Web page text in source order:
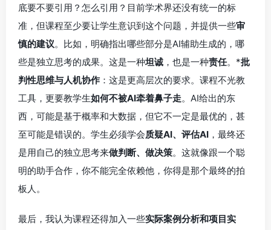
底要不要引用？怎么引用？目前学术界还没有统一的标
准，但课程至少要让学生意识到这个问题，并提供一些审
慎的建议。比如，明确指出哪些部分是AI辅助生成的，哪
些是独立思考的成果。这是一种坦诚 ，也是一种责任。*批
判性思维与人机协作 ：这是更高层次的要求。课程不光教
工具，更要教学生如何不被AI牵着鼻子走。AI给出的东
西，可能是基于概率和大数据，但它不一定是最优的，甚
至可能是错误的。学生必须学会质疑AI、评估AI ，最终还
是用自己的独立思考来做判断、做决策。这就像跟一个聪
明的助手合作，你不能完全依赖他，你得是那个最终的拍
板人。
最后，我认为课程还得加入一些实际案例分析和项目实